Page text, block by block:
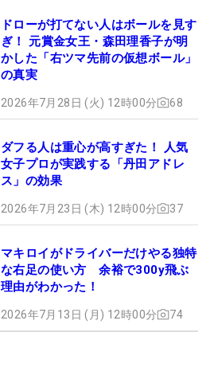
ドローが打てない人はボールを見す
ぎ！ 元賞金女王・森田理香子が明
かした「右ツマ先前の仮想ボール」
の真実
2026年7月28日 (火) 12時00分 68
ダフる人は重心が高すぎた！ 人気
女子プロが実践する「丹田アドレ
ス」の効果
2026年7月23日 (木) 12時00分 37
マキロイがドライバーだけやる独特
な右足の使い方 余裕で300y飛ぶ
理由がわかった！
2026年7月13日 (月) 12時00分 74